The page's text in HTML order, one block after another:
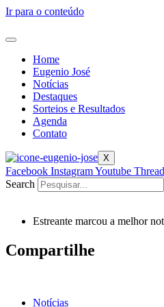
Ir para o conteúdo
Home
Eugenio José
Notícias
Destaques
Sorteios e Resultados
Agenda
Contato
X
Facebook InstagramYoutube
Search
Estreante marcou a melhor
Compartilhe
Notícias